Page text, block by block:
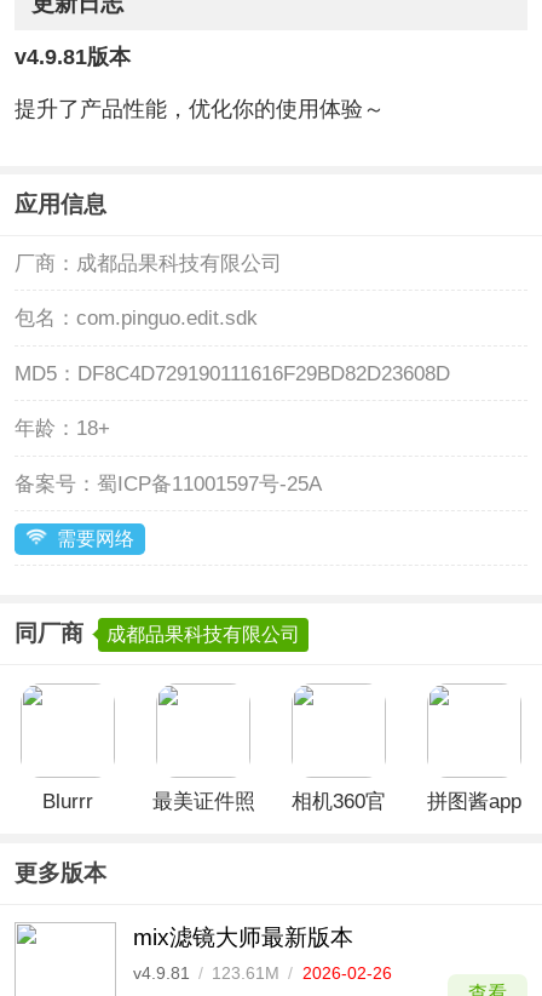
v4.9.81版本
提升了产品性能，优化你的使用体验～
应用信息
厂商： 成都品果科技有限公司
包名： com.pinguo.edit.sdk
MD5： DF8C4D729190111616F29BD82D23608D
年龄： 18+
备案号： 蜀ICP备11001597号-25A
需要网络
同厂商 成都品果科技有限公司
Blurrr
最美证件照
相机360官
拼图酱app
更多版本
mix滤镜大师最新版本
v4.9.81 / 123.61M / 2026-02-26